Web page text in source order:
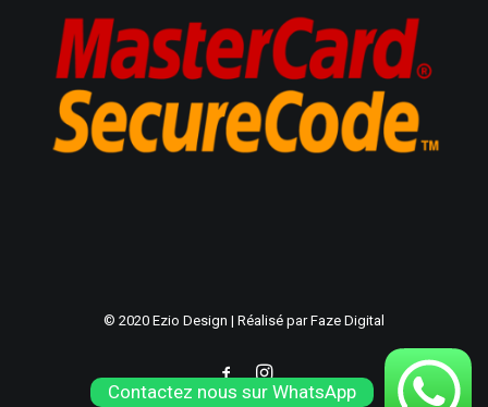
© 2020 Ezio Design | Réalisé parFaze Digital
Contactez nous sur WhatsApp